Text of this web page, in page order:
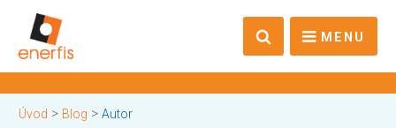
MENU
Úvod > Blog > Autor